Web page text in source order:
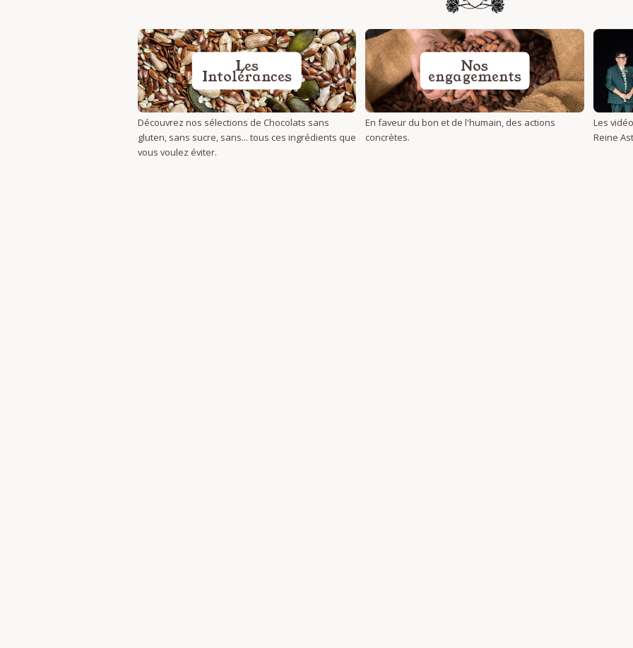
Les
Intolérances
Découvrez nos sélections de Chocolats sans
gluten, sans sucre, sans... tous ces ingrédients que
vous voulez éviter.
Nos
engagements
En faveur du bon et de l'humain, des actions
concrètes.
Les
Reine